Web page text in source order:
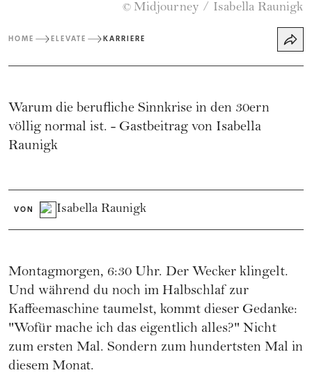
© Midjourney / Isabella Raunigk
HOME ELEVATE KARRIERE
Warum die berufliche Sinnkrise in den 30ern
völlig normal ist. - Gastbeitrag von Isabella
Raunigk
VON Isabella Raunigk
Montagmorgen, 6:30 Uhr. Der Wecker klingelt.
Und während du noch im Halbschlaf zur
Kaffeemaschine taumelst, kommt dieser Gedanke:
"Wofür mache ich das eigentlich alles?" Nicht
zum ersten Mal. Sondern zum hundertsten Mal in
diesem Monat.